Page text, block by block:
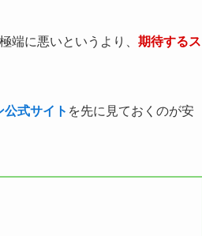
端に悪いというより、 期待するス
式サイト を先に見ておくのが安